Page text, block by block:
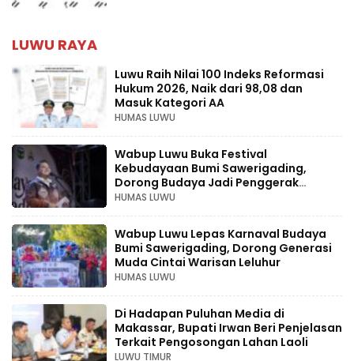
LUWU RAYA
Luwu Raih Nilai 100 Indeks Reformasi
Hukum 2026, Naik dari 98,08 dan
Masuk Kategori AA
HUMAS LUWU
Wabup Luwu Buka Festival
Kebudayaan Bumi Sawerigading,
Dorong Budaya Jadi Penggerak
Ekonomi Kreatif
HUMAS LUWU
Wabup Luwu Lepas Karnaval Budaya
Bumi Sawerigading, Dorong Generasi
Muda Cintai Warisan Leluhur
HUMAS LUWU
Di Hadapan Puluhan Media di
Makassar, Bupati Irwan Beri Penjelasan
Terkait Pengosongan Lahan Laoli
LUWU TIMUR